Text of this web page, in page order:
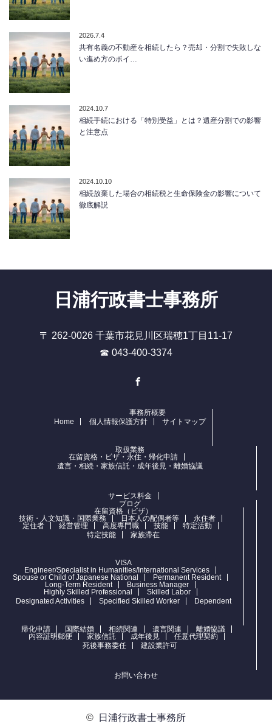
2026.7.4
共有名義の不動産を相続したら？売却・分割で失敗しな
い進め方のポイ…
2024.10.7
相続手続における「特別受益」とは？遺産分割での影響
と注意点
2024.10.10
相続放棄した場合の相続税と生命保険金の影響について
徹底解説
日浦行政書士事務所
〒 262-0026 千葉市花見川区瑞穂1丁目11-17
☎ 043-400-3374
Home
事務所概要
個人情報保護方針
サイトマップ
取扱業務
在留資格・ビザ・永住・帰化申請
遺言・相続・家族信託・成年後見・離婚協議
サービス料金
ブログ
在留資格（ビザ）
技術・人文知識・国際業務
日本人の配偶者等
永住者
定住者
経営管理 高度専門職 技能
特定活動
特定技能
家族滞在
VISA
Engineer/Specialist in Humanities/International Services
Spouse or Child of Japanese National
Permanent Resident
Long-Term Resident
Business Manager
Highly Skilled Professional
Skilled Labor
Designated Activities
Specified Skilled Worker Dependent
帰化申請 国際結婚 相続関連 遺言関連
離婚協議
内容証明郵便
家族信託 成年後見
任意代理契約
死後事務委任
建設業許可
お問い合わせ
© 日浦行政書士事務所